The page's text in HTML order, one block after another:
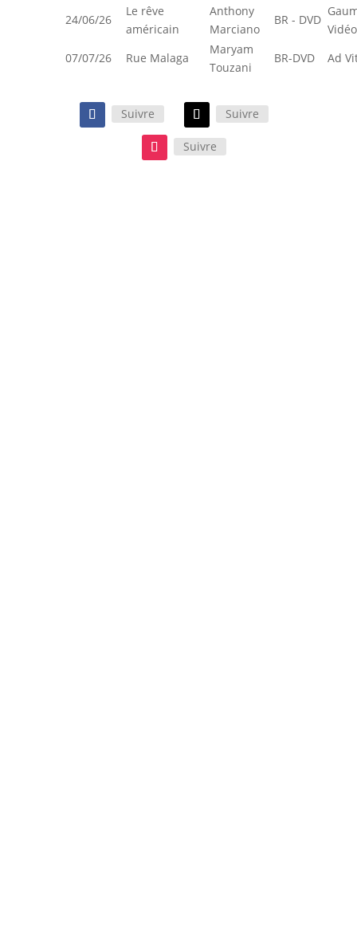
24/06/26
Le rêve
américain
Anthony
Marciano
BR - DVD
Vidéo
07/07/26
Rue Malaga
Maryam
Touzani
BR-DVD Ad
Suivre Suivre
Suivre